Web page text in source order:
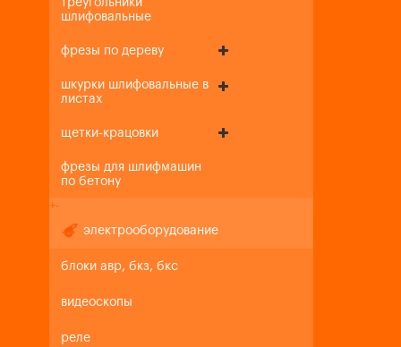
треугольники
шлифовальные
фрезы по дереву
шкурки шлифовальные в
листах
щетки-крацовки
фрезы для шлифмашин
по бетону
+-
электрооборудование
блоки авр, бкз, бкс
видеоскопы
реле